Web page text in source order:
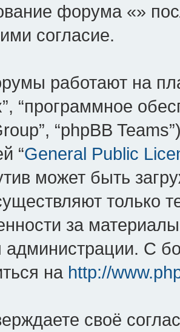
форума «»
согласие.
работают на
“программное
“phpBB
“General Public
может быть
только
за
администрации. С
на http://
своё